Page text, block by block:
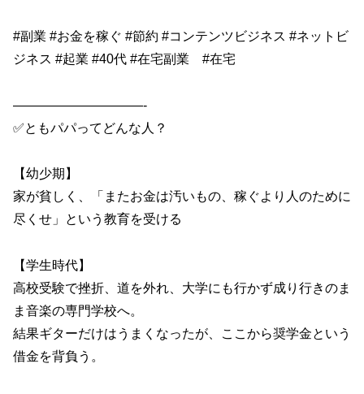
#副業 #お金を稼ぐ #節約 #コンテンツビジネス #ネットビ
ジネス #起業 #40代 #在宅副業 #在宅
——————————-
✅ともパパってどんな人？
【幼少期】
家が貧しく、「またお金は汚いもの、稼ぐより人のために
尽くせ」という教育を受ける
【学生時代】
高校受験で挫折、道を外れ、大学にも行かず成り行きのま
ま音楽の専門学校へ。
結果ギターだけはうまくなったが、ここから奨学金という
借金を背負う。